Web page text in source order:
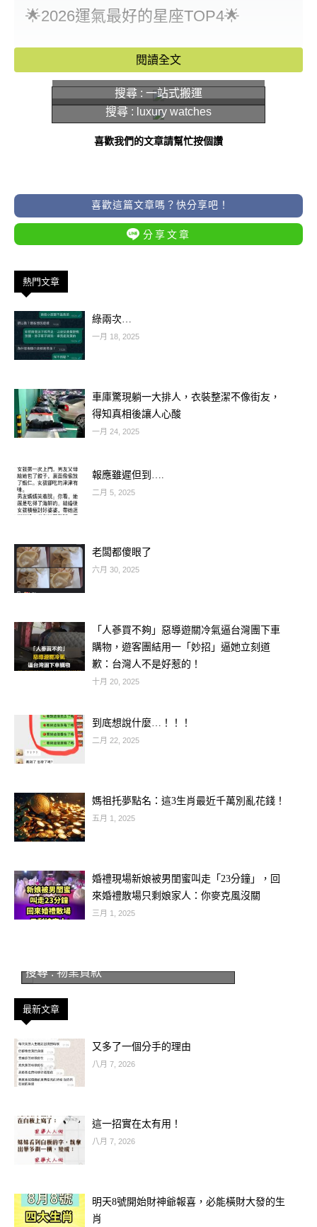
🌟2026運氣最好的星座TOP4🌟
好事一波接一波、事業愛情財運全面
開！
♌ 第一名：獅子座
🔥 關鍵字：發光發熱、貴人相助、事
2026年對獅子座來說是「舞台年」！
你不再是默默耕耘的小角色，而是終於
事業上有升職、曝光或創業成功的機
運；貴人運強，遇到懂你、挺你的人。
愛情方面也跟著加溫，單身者有機會遇
到氣場強、條件好的對象，閃戀機率
高。
自信笑容，貴人就在掌聲裡！
♐ 第二名：射手座
🌈 關鍵字：新機會、遠行、好運延伸
作，都會有意外驚喜。
財運方面偏財旺、正財也穩，適合投
資、理財、開啟副業。
愛情則充滿冒險色彩，容易在旅途或新
環境中遇到命中注定的對象。
擊才會讓好運成倍增加。
閱讀全文
搜尋 : 一站式搬運
搜尋 : luxury watches
喜歡我們的文章請幫忙按個讚
喜歡這篇文章嗎？快分享吧！
分享文章
熱門文章
綠兩次…
一月 18, 2025
車庫驚現躺一大排人，衣裝整潔不像街友，
得知真相後讓人心酸
一月 24, 2025
報應雖遲但到….
二月 5, 2025
老闆都傻眼了
六月 30, 2025
「人蔘買不夠」惡導遊關冷氣逼台灣團下車
購物，遊客團結用一「妙招」逼她立刻道
歉：台灣人不是好惹的！
十月 20, 2025
到底想說什麼…！！！
二月 22, 2025
媽祖托夢點名：這3生肖最近千萬別亂花錢！
五月 1, 2025
婚禮現場新娘被男閨蜜叫走「23分鐘」，回
來婚禮散場只剩娘家人：你麥克風沒關
三月 1, 2025
搜尋 : 物業貸款
最新文章
又多了一個分手的理由
八月 7, 2026
這一招實在太有用！
八月 7, 2026
明天8號開始財神爺報喜，必能橫財大發的生
肖